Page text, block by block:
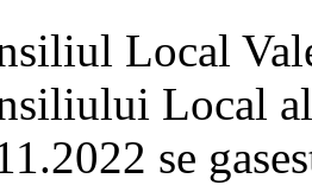
Local
Local
se